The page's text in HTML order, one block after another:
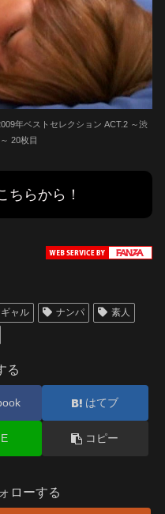
年ベストセレクション ACT.2 ～渋
20枚目
ちらから！
ギャル ナンパ
素人
る
はてブ
コピー
ローする